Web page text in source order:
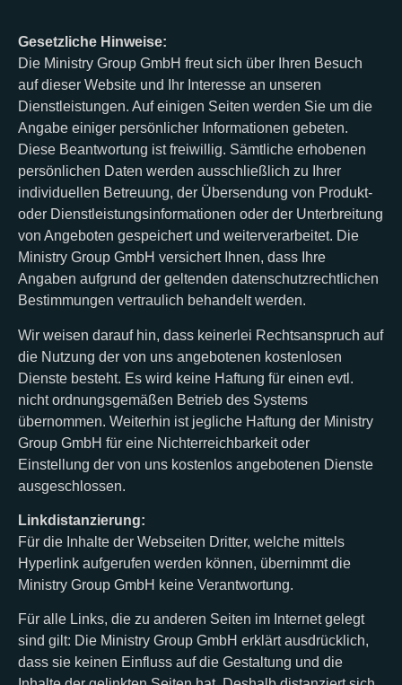
Gesetzliche Hinweise:
Die Ministry Group GmbH freut sich über Ihren Besuch
auf dieser Website und Ihr Interesse an unseren
Dienstleistungen. Auf einigen Seiten werden Sie um die
Angabe einiger persönlicher Informationen gebeten.
Diese Beantwortung ist freiwillig. Sämtliche erhobenen
persönlichen Daten werden ausschließlich zu Ihrer
individuellen Betreuung, der Übersendung von Produkt-
oder Dienstleistungsinformationen oder der Unterbreitung
von Angeboten gespeichert und weiterverarbeitet. Die
Ministry Group GmbH versichert Ihnen, dass Ihre
Angaben aufgrund der geltenden datenschutzrechtlichen
Bestimmungen vertraulich behandelt werden.
Wir weisen darauf hin, dass keinerlei Rechtsanspruch auf
die Nutzung der von uns angebotenen kostenlosen
Dienste besteht. Es wird keine Haftung für einen evtl.
nicht ordnungsgemäßen Betrieb des Systems
übernommen. Weiterhin ist jegliche Haftung der Ministry
Group GmbH für eine Nichterreichbarkeit oder
Einstellung der von uns kostenlos angebotenen Dienste
ausgeschlossen.
Linkdistanzierung:
Für die Inhalte der Webseiten Dritter, welche mittels
Hyperlink aufgerufen werden können, übernimmt die
Ministry Group GmbH keine Verantwortung.
Für alle Links, die zu anderen Seiten im Internet gelegt
sind gilt: Die Ministry Group GmbH erklärt ausdrücklich,
dass sie keinen Einfluss auf die Gestaltung und die